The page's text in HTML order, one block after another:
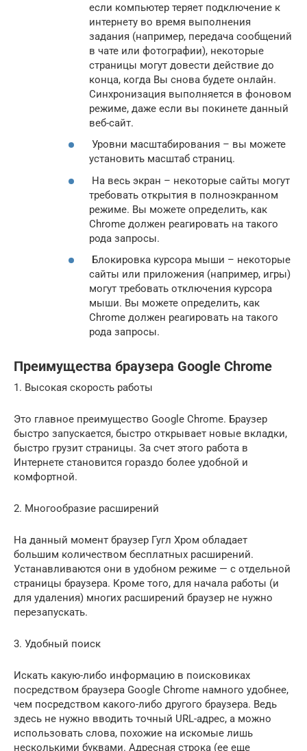
если компьютер теряет подключение к
интернету во время выполнения
задания (например, передача сообщений
в чате или фотографии), некоторые
страницы могут довести действие до
конца, когда Вы снова будете онлайн.
Синхронизация выполняется в фоновом
режиме, даже если вы покинете данный
веб-сайт.
Уровни масштабирования – вы можете
установить масштаб страниц.
На весь экран – некоторые сайты могут
требовать открытия в полноэкранном
режиме. Вы можете определить, как
Chrome должен реагировать на такого
рода запросы.
Блокировка курсора мыши – некоторые
сайты или приложения (например, игры)
могут требовать отключения курсора
мыши. Вы можете определить, как
Chrome должен реагировать на такого
рода запросы.
Преимущества браузера Google Chrome
1. Высокая скорость работы
Это главное преимущество Google Chrome. Браузер
быстро запускается, быстро открывает новые вкладки,
быстро грузит страницы. За счет этого работа в
Интернете становится гораздо более удобной и
комфортной.
2. Многообразие расширений
На данный момент браузер Гугл Хром обладает
большим количеством бесплатных расширений.
Устанавливаются они в удобном режиме — с отдельной
страницы браузера. Кроме того, для начала работы (и
для удаления) многих расширений браузер не нужно
перезапускать.
3. Удобный поиск
Искать какую-либо информацию в поисковиках
посредством браузера Google Chrome намного удобнее,
чем посредством какого-либо другого браузера. Ведь
здесь не нужно вводить точный URL-адрес, а можно
использовать слова, похожие на искомые лишь
несколькими буквами. Адресная строка (ее еще